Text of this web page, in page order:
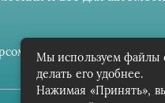
вы даёте разрешение
Вся информация
Мы используем файлы
делать его удобнее.
Нажимая «Принять»,